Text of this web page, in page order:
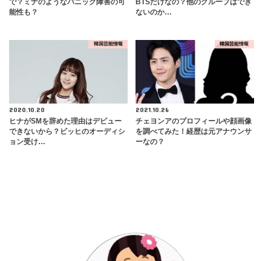
能性も？
ないのか…
韓国芸能情報
2020.10.20
ヒナがSMを辞めた理由はデビュー
できないから？ビッヒのオーディシ
ョン受け…
韓国芸能情報
2021.10.26
チェヨンアのプロフィールや顔画像
を調べてみた！経歴は元アナウンサ
ーなの？